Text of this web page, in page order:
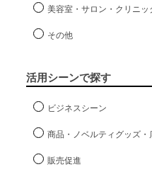
美容室・サロン・クリニッ
その他
活用シーンで探す
ビジネスシーン
商品・ノベルティグッズ・
販売促進